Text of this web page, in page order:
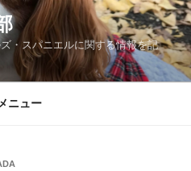
・スパニエルに関する情報を記
メニュー